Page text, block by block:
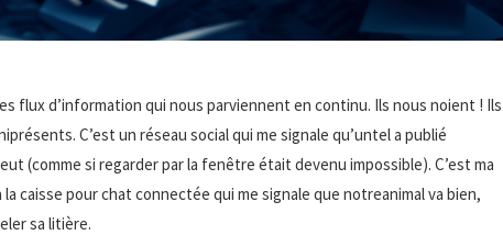
flux d’information qui nous parviennent en continu. Ils nous noient ! Ils
C’est un réseau social qui me signale qu’untel a publié
(comme si regarder par la fenêtre était devenu impossible). C’est ma
la caisse pour chat connectée qui me signale que notreanimal va bien,
sa litière.